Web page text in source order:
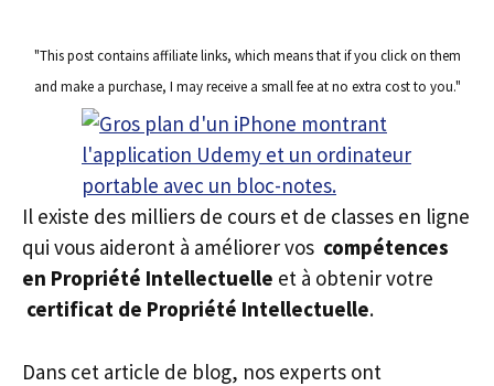
"This post contains affiliate links, which means that if you click on them
and make a purchase, I may receive a small fee at no extra cost to you."
Il existe des milliers de cours et de classes en ligne
qui vous aideront à améliorer vos compétences
en Propriété Intellectuelle et à obtenir votre
certificat de Propriété Intellectuelle.
Dans cet article de blog, nos experts ont